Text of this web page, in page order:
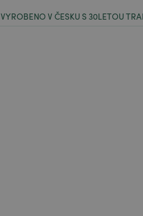
VYROBENO V ČESKU S 30LETOU